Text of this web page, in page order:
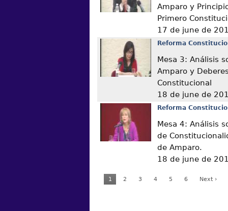
Amparo y
Primero
17 de june de
Reforma
Mesa 3: Análisis
Amparo y
Constitucional
18 de june de
Reforma
Mesa 4: Análisis
de
de Amparo.
18 de june de
1 2 3 4 5 6 Next ›